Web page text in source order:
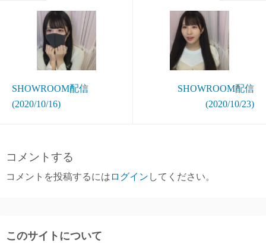
SHOWROOM配信
(2020/10/16)
SHOWROOM配信
(2020/10/23)
コメントする
コメントを投稿するには ログイン してください。
このサイトについて